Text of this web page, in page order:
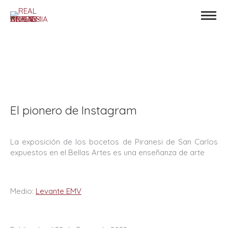
El pionero de Instagram
La exposición de los bocetos de Piranesi de San Carlos
expuestos en el Bellas Artes es una enseñanza de arte
Medio: Levante EMV